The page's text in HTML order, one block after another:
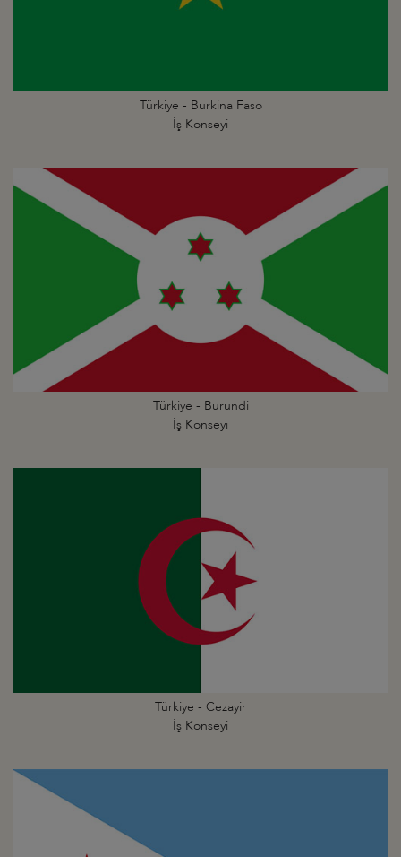
Türkiye - Burkina Faso
İş Konseyi
Türkiye - Burundi
İş Konseyi
Türkiye - Cezayir
İş Konseyi